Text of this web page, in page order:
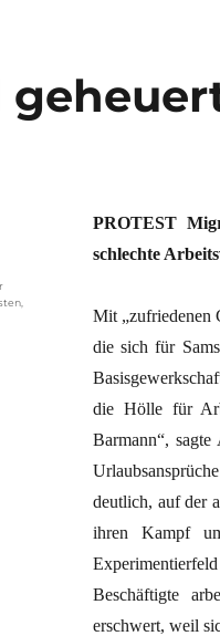
PROTEST
schlechte
Mit „zufriedenen
die sich für
die Hölle für
Barmann“,
deutlich, auf der
ihren Kampf
Beschäftigte
erschwert, weil